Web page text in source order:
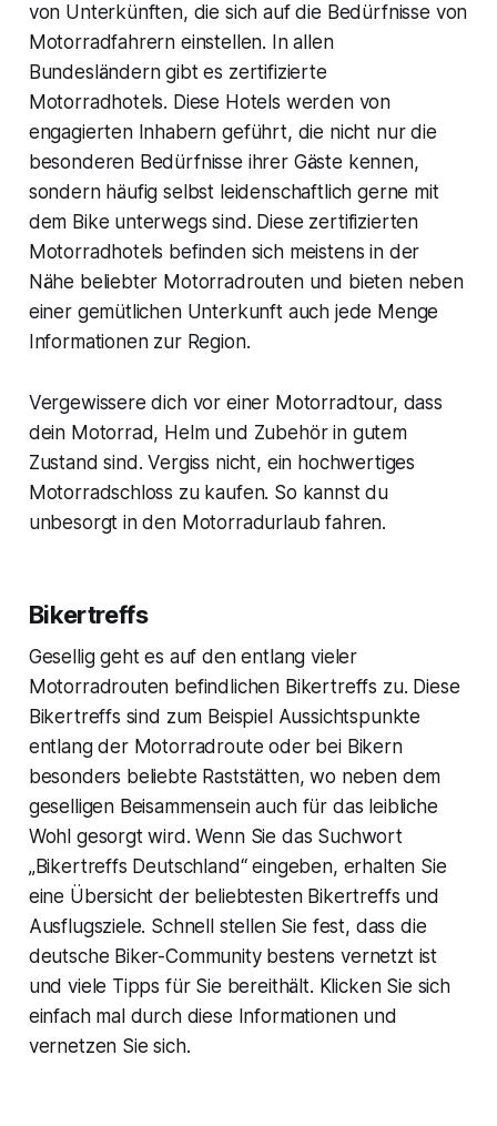
von Unterkünften, die sich auf die Bedürfnisse von
Motorradfahrern einstellen. In allen
Bundesländern gibt es zertifizierte
Motorradhotels. Diese Hotels werden von
engagierten Inhabern geführt, die nicht nur die
besonderen Bedürfnisse ihrer Gäste kennen,
sondern häufig selbst leidenschaftlich gerne mit
dem Bike unterwegs sind. Diese zertifizierten
Motorradhotels befinden sich meistens in der
Nähe beliebter Motorradrouten und bieten neben
einer gemütlichen Unterkunft auch jede Menge
Informationen zur Region.
Vergewissere dich vor einer Motorradtour, dass
dein Motorrad, Helm und Zubehör in gutem
Zustand sind. Vergiss nicht, ein hochwertiges
Motorradschloss zu kaufen. So kannst du
unbesorgt in den Motorradurlaub fahren.
Bikertreffs
Gesellig geht es auf den entlang vieler
Motorradrouten befindlichen Bikertreffs zu. Diese
Bikertreffs sind zum Beispiel Aussichtspunkte
entlang der Motorradroute oder bei Bikern
besonders beliebte Raststätten, wo neben dem
geselligen Beisammensein auch für das leibliche
Wohl gesorgt wird. Wenn Sie das Suchwort
„Bikertreffs Deutschland“ eingeben, erhalten Sie
eine Übersicht der beliebtesten Bikertreffs und
Ausflugsziele. Schnell stellen Sie fest, dass die
deutsche Biker-Community bestens vernetzt ist
und viele Tipps für Sie bereithält. Klicken Sie sich
einfach mal durch diese Informationen und
vernetzen Sie sich.